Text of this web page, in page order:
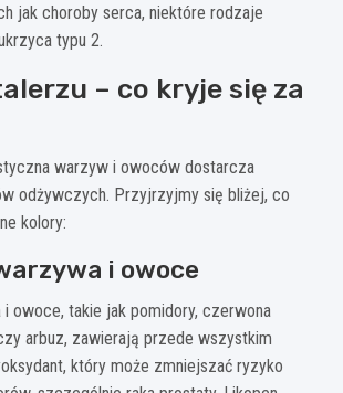
jak choroby serca, niektóre rodzaje
typu 2.
– co kryje się za
warzyw i owoców dostarcza
odżywczych. Przyjrzyjmy się bliżej, co
kolory:
i owoce
owoce, takie jak pomidory, czerwona
arbuz, zawierają przede wszystkim
który może zmniejszać ryzyko